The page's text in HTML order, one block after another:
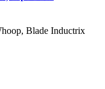
Blade Inductrix